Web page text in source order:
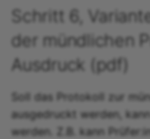
Schritt 6,
der mündlichen
Ausdruck (pdf)
Soll das Protokoll zur
ausgedruckt werden,
werden. Z.B. kann